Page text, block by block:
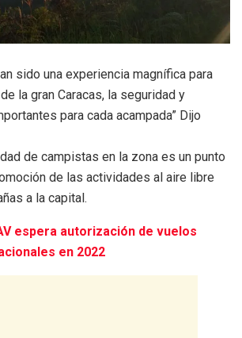
sido una experiencia magnífica para
la gran Caracas, la seguridad y
para cada acampada” Dijo
de campistas en la zona es un punto
de las actividades al aire libre
a la capital.
espera autorización de vuelos
en 2022